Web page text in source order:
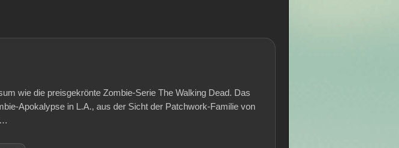
wie die preisgekrönte Zombie-Serie The Walking Dead. Das
Apokalypse in L.A., aus der Sicht der Patchwork-Familie von